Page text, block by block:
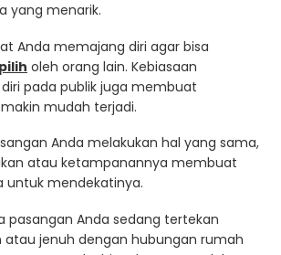
yang menarik.
Anda memajang diri agar bisa
oleh orang lain. Kebiasaan
pada publik juga membuat
mudah terjadi.
Anda melakukan hal yang sama,
atau ketampanannya membuat
untuk mendekatinya.
pasangan Anda sedang tertekan
atau jenuh dengan hubungan rumah